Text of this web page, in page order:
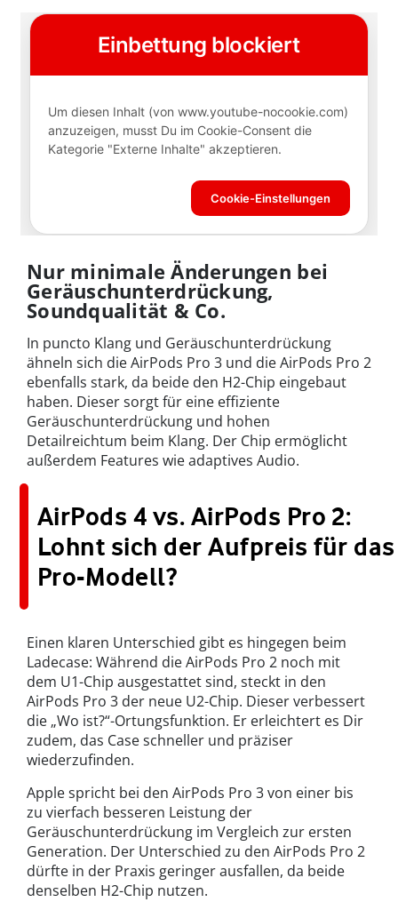
Nur minimale Änderungen bei
Geräuschunterdrückung,
Soundqualität & Co.
In puncto Klang und Geräuschunterdrückung
ähneln sich die AirPods Pro 3 und die AirPods Pro 2
ebenfalls stark, da beide den H2-Chip eingebaut
haben. Dieser sorgt für eine effiziente
Geräuschunterdrückung und hohen
Detailreichtum beim Klang. Der Chip ermöglicht
außerdem Features wie adaptives Audio.
AirPods 4 vs. AirPods Pro 2:
Lohnt sich der Aufpreis für das
Pro-Modell?
Einen klaren Unterschied gibt es hingegen beim
Ladecase: Während die AirPods Pro 2 noch mit
dem U1-Chip ausgestattet sind, steckt in den
AirPods Pro 3 der neue U2-Chip. Dieser verbessert
die „Wo ist?“-Ortungsfunktion. Er erleichtert es Dir
zudem, das Case schneller und präziser
wiederzufinden.
Apple spricht bei den AirPods Pro 3 von einer bis
zu vierfach besseren Leistung der
Geräuschunterdrückung im Vergleich zur ersten
Generation. Der Unterschied zu den AirPods Pro 2
dürfte in der Praxis geringer ausfallen, da beide
denselben H2-Chip nutzen.